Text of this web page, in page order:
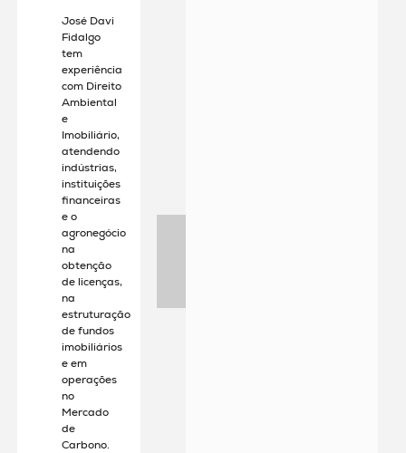
José Davi
Fidalgo
tem
experiência
com Direito
Ambiental
e
Imobiliário,
atendendo
indústrias,
instituições
financeiras
e o
agronegócio
na
obtenção
de licenças,
na
estruturação
de fundos
imobiliários
e em
operações
no
Mercado
de
Carbono.